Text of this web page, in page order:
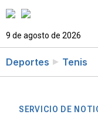
9 de agosto de 2026
Deportes Tenis
SERVICIO DE